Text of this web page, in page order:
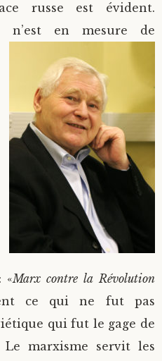
russe est évident.
n’est en mesure de
«Marx contre la Révolution
ce qui ne fut pas
qui fut le gage de
Le marxisme servit les